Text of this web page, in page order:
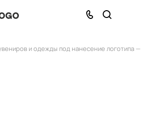
и одежды под нанесение логотипа